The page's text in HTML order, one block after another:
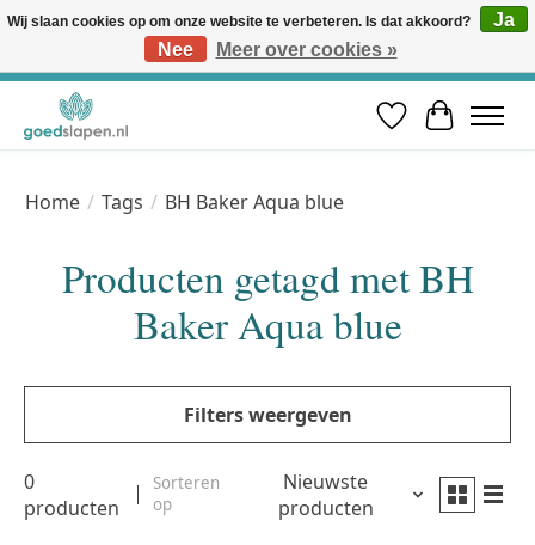
Vóór 12u besteld, volgende werkdag in huis* | Gratis verzending vanaf €50 | Professioneel slaapadvies
Verlanglijst
Home / Tags / BH Baker Aqua blue
Producten getagd met BH
Baker Aqua blue
Filters weergeven
0
producten
Sorteren
op
Nieuwste
producten
Wij slaan cookies op om onze website te verbeteren. Is dat akkoord?
Ja
Nee
Meer over cookies »